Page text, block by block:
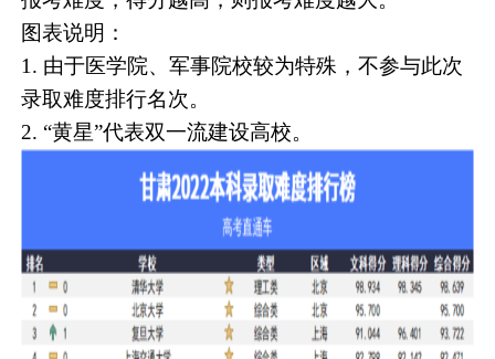
图表说明：
1. 由于医学院、军事院校较为特殊，不参与此次
录取难度排行名次。
2. “黄星”代表双一流建设高校。